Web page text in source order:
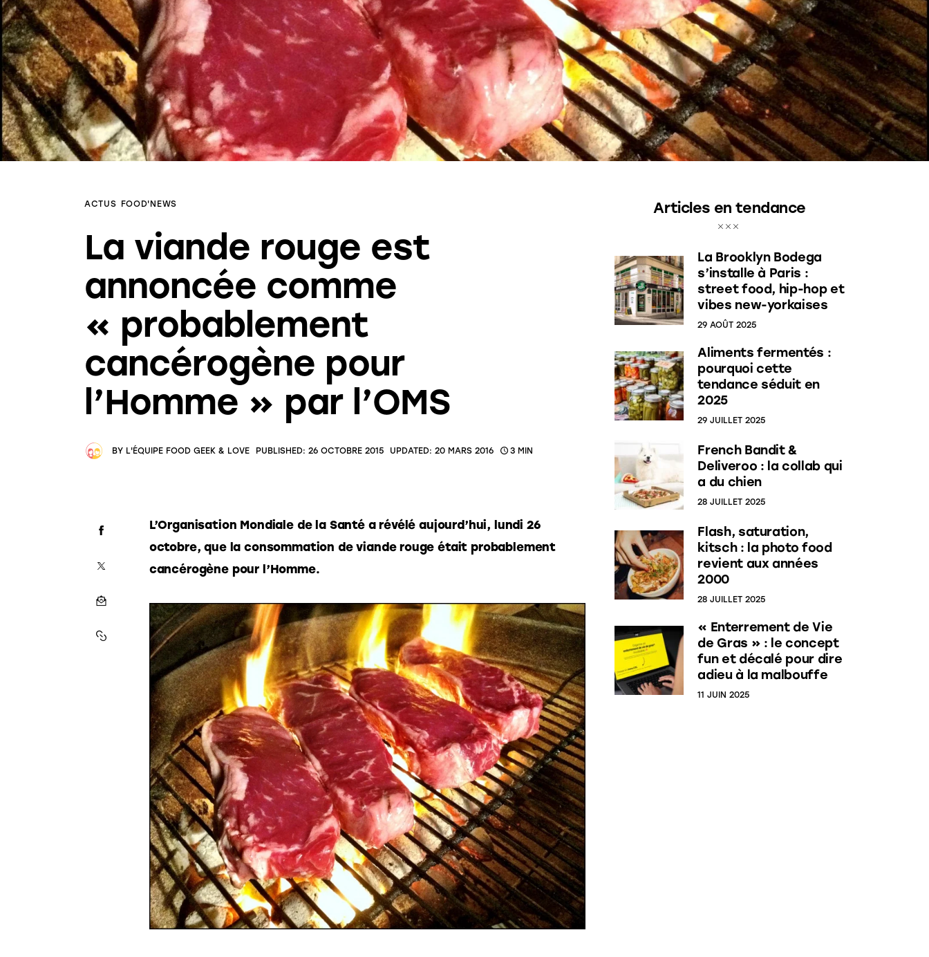
ACTUS FOOD'NEWS
La viande rouge est
annoncée comme
« probablement
cancérogène pour
l’Homme » par l’OMS
BY L'ÉQUIPE FOOD GEEK & LOVE PUBLISHED: 26 OCTOBRE 2015 UPDATED: 20 MARS 2016 3 MIN
L’Organisation Mondiale de la Santé a révélé aujourd’hui, lundi 26
octobre, que la consommation de viande rouge était probablement
cancérogène pour l’Homme.
Articles en tendance
La Brooklyn Bodega
s’installe à Paris :
street food, hip-hop et
vibes new-yorkaises
29 AOÛT 2025
Aliments fermentés :
pourquoi cette
tendance séduit en
2025
29 JUILLET 2025
French Bandit &
Deliveroo : la collab qui
a du chien
28 JUILLET 2025
Flash, saturation,
kitsch : la photo food
revient aux années
2000
28 JUILLET 2025
« Enterrement de Vie
de Gras » : le concept
fun et décalé pour dire
adieu à la malbouffe
11 JUIN 2025